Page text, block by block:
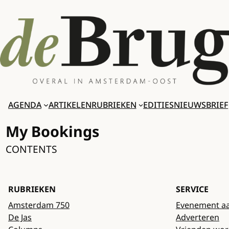
naar
inhoud
AGENDA ARTIKELENRUBRIEKEN EDITIESNIEUWSBRIEF
My Bookings
CONTENTS
RUBRIEKEN
Amsterdam 750
De Jas
SERVICE
Evenement
Adverteren